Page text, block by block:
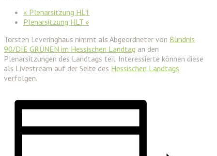
« Plenarsitzung HLT
Plenarsitzung HLT »
Torsten Leveringhaus nimmt als Abgeordneter von Bündnis
90/DIE GRÜNEN im Hessischen Landtag an den
Plenarsitzungen des Landtags teil. Interessierte können diese
als Livestream auf der Seite des Hessischen Landtags
verfolgen.